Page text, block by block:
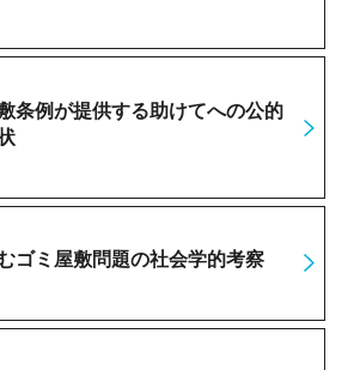
条例が提供する助けてへの公的
ゴミ屋敷問題の社会学的考察